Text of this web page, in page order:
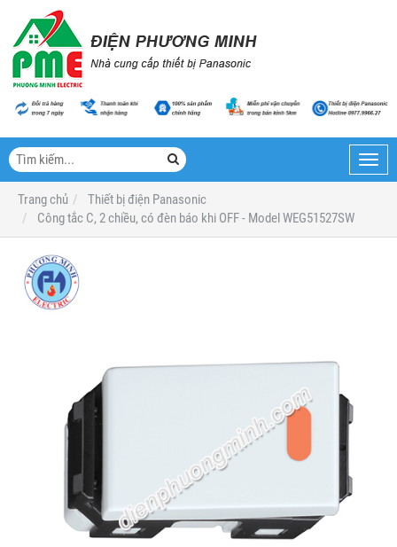
Trang chủ
Thiết bị điện Panasonic
Công tắc C, 2 chiều, có đèn báo khi OFF - Model WEG51527SW